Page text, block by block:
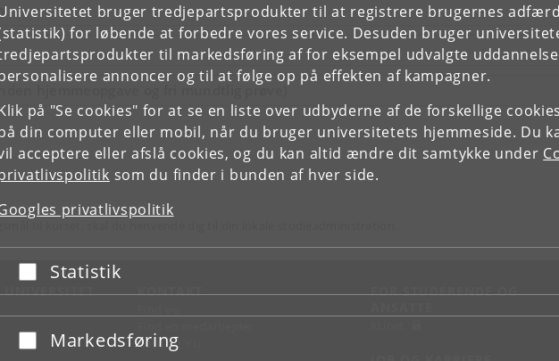
bruger tredjepartsprodukter til at registrere brugernes
for løbende at forbedre vores service. Desuden bruger
til markedsføring af for eksempel udvalgte
annoncer og til at følge op på effekten af kampagner.
på "Se cookies" for at se en liste over udbyderne af de forskellige
din computer eller mobil, når du bruger universitetets hjemmeside. Du
acceptere eller afslå cookies, og du kan altid ændre dit samtykke under
som du finder i bunden af hver side.
privatlivspolitik
Acceptér eller afslå
Statistik
Acceptér eller afslå
Markedsføring
hjemmeopgave og fri mundtlig prøve)
UNIVERSITET KONTAKT
Kontakt KU
FOR STUDERENDE OG